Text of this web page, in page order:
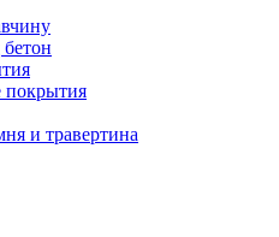
покрытия
и травертина